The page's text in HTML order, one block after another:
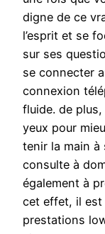
digne de ce
l’esprit et se
sur ses
se connecter
connexion
fluide. de
yeux pour
tenir la main à
consulte à
également à
cet effet, il est
prestations